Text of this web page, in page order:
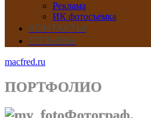
Реклама
ИК фотосъемка
КОНТАКТЫ
ОТЗЫВЫ
macfred.ru
ПОРТФОЛИО
Фотограф.